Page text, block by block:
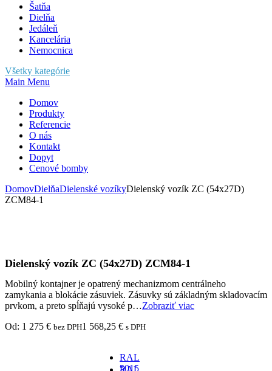
Šatňa
Dielňa
Jedáleň
Kancelária
Nemocnica
Všetky kategórie
Main Menu
Domov
Produkty
Referencie
O nás
Kontakt
Dopyt
Cenové bomby
DomovDielňaDielenské vozíkyDielenský vozík ZC (54x27D)
ZCM84-1
Dielenský vozík ZC (54x27D) ZCM84-1
Mobilný kontajner je opatrený mechanizmom centrálneho
zamykania a blokácie zásuviek. Zásuvky sú základným skladovacím
prvkom, a preto spĺňajú vysoké p…Zobraziť viac
Od: 1 275 € bez DPH1 568,25 € s DPH
RAL
5015